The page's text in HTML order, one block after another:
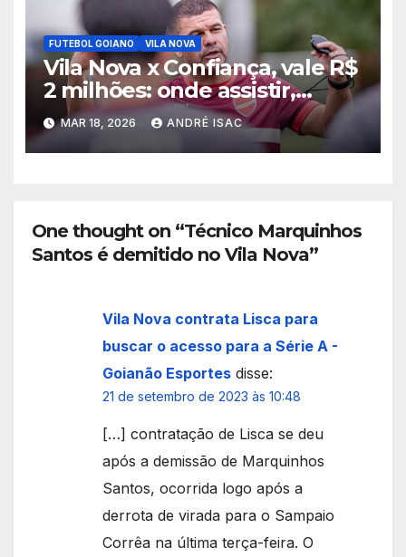
FUTEBOL GOIANO VILA NOVA
Vila Nova x Confiança, vale R$
2 milhões: onde assistir,
horário e escalações pela
Copa do Brasil
MAR 18, 2026 ANDRÉ ISAC
One thought on “Técnico Marquinhos
Santos é demitido no Vila Nova”
Vila Nova contrata Lisca para
buscar o acesso para a Série A -
Goianão Esportes disse:
21 de setembro de 2023 às 10:48
[…] contratação de Lisca se deu
após a demissão de Marquinhos
Santos, ocorrida logo após a
derrota de virada para o Sampaio
Corrêa na última terça-feira. O